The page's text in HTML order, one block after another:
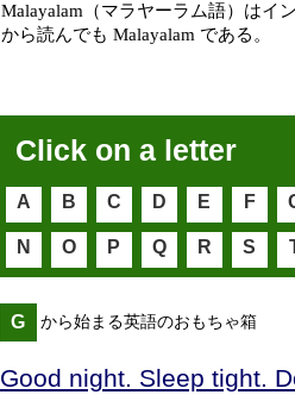
Malayalam（マラヤーラム語）はイ
から読んでも Malayalam である。
Click on a letter
A B C D E F
N O P Q R S
G から始まる英語のおもちゃ箱
Good night. Sleep tight.